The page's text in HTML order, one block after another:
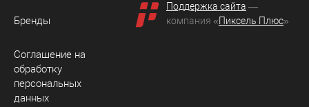
Бренды
Соглашение на
обработку
персональных
данных
Поддержка сайта —
компания «Пиксель Плюс»